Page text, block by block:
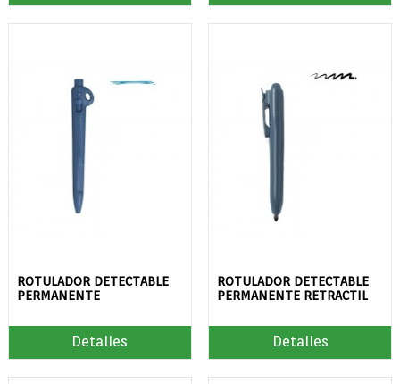
ROTULADOR DETECTABLE
PERMANENTE
Detalles
ROTULADOR DETECTABLE
PERMANENTE RETRACTIL
Detalles